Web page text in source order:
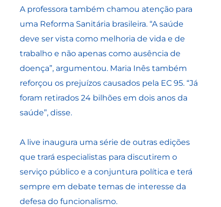
A professora também chamou atenção para
uma Reforma Sanitária brasileira. “A saúde
deve ser vista como melhoria de vida e de
trabalho e não apenas como ausência de
doença”, argumentou. Maria Inês também
reforçou os prejuízos causados pela EC 95. “Já
foram retirados 24 bilhões em dois anos da
saúde”, disse.
A live inaugura uma série de outras edições
que trará especialistas para discutirem o
serviço público e a conjuntura política e terá
sempre em debate temas de interesse da
defesa do funcionalismo.